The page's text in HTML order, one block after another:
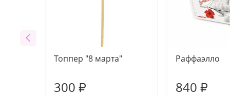
Топпер "8 марта"
300 ₽
Раффаэлло
840 ₽